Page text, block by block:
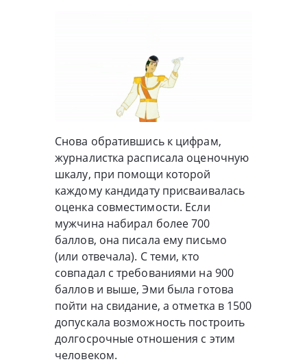
Снова обратившись к цифрам,
журналистка расписала оценочную
шкалу, при помощи которой
каждому кандидату присваивалась
оценка совместимости. Если
мужчина набирал более 700
баллов, она писала ему письмо
(или отвечала). С теми, кто
совпадал с требованиями на 900
баллов и выше, Эми была готова
пойти на свидание, а отметка в 1500
допускала возможность построить
долгосрочные отношения с этим
человеком.